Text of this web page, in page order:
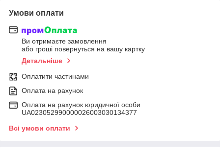
Умови оплати
Ви отримаєте замовлення
або гроші повернуться на вашу картку
Детальніше
Оплатити частинами
Оплата на рахунок
Оплата на рахунок юридичної особи
UA023052990000026003030134377
Всі умови оплати